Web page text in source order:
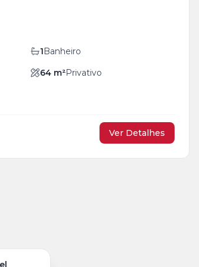
1 Banheiro
64 m²Privativo
Ver Detalhes